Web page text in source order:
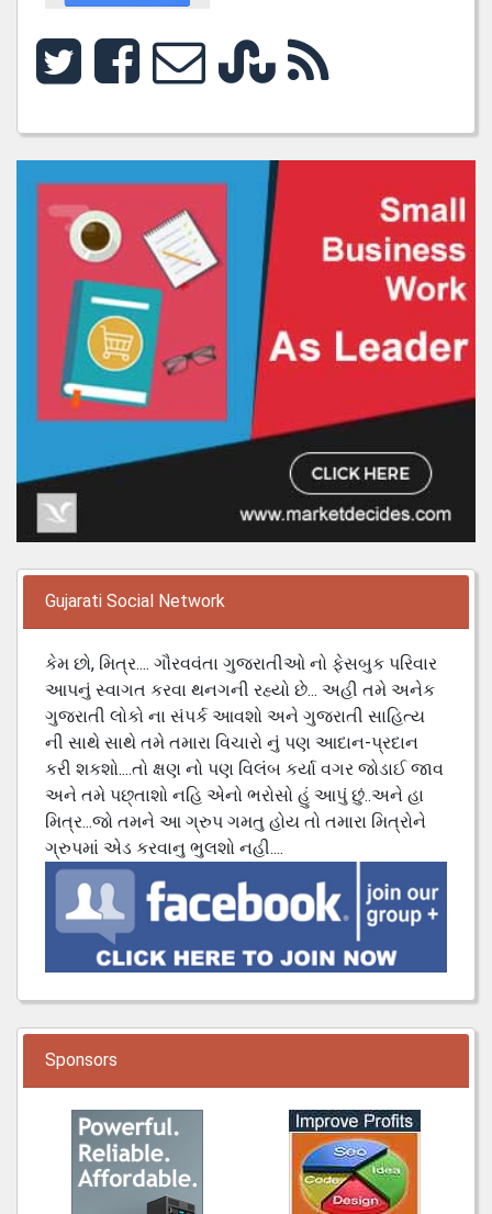
Gujarati Social Network
કેમ છો, મિત્ર.... ગૌરવવંતા ગુજરાતીઓ નો ફેસબુક પરિવાર
આપનું સ્વાગત કરવા થનગની રહ્યો છે... અહી તમે અનેક
ગુજરાતી લોકો ના સંપર્ક આવશો અને ગુજરાતી સાહિત્ય
ની સાથે સાથે તમે તમારા વિચારો નું પણ આદાન-પ્રદાન
કરી શકશો....તો ક્ષણ નો પણ વિલંબ કર્યા વગર જોડાઈ જાવ
અને તમે પછ્તાશો નહિ એનો ભરોસો હું આપું છું..અને હા
મિત્ર...જો તમને આ ગ્રુપ ગમતુ હોય તો તમારા મિત્રોને
ગ્રુપમાં એડ કરવાનુ ભુલશો નહી....
Sponsors